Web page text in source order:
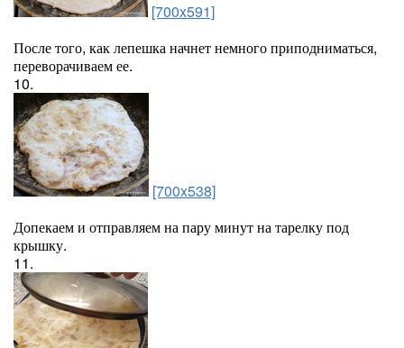
[700x591]
После того, как лепешка начнет немного приподниматься,
переворачиваем ее.
10.
[700x538]
Допекаем и отправляем на пару минут на тарелку под
крышку.
11.